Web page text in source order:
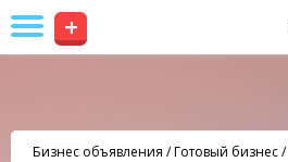
+
Бизнес объявления /Готовый бизнес/